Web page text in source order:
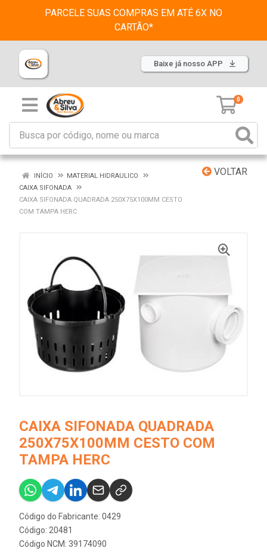
PARCELE SUAS COMPRAS EM ATÉ 6X NO
CARTÃO*
Baixe já nosso APP
0
VOLTAR
INÍCIO
MATERIAL HIDRAULICO
CAIXA SIFONADA
CAIXA SIFONADA QUADRADA 250X75X100MM CESTO
COM TAMPA HERC
CAIXA SIFONADA QUADRADA
250X75X100MM CESTO COM
TAMPA HERC
Código do Fabricante: 0429
Código: 20481
Código NCM: 39174090